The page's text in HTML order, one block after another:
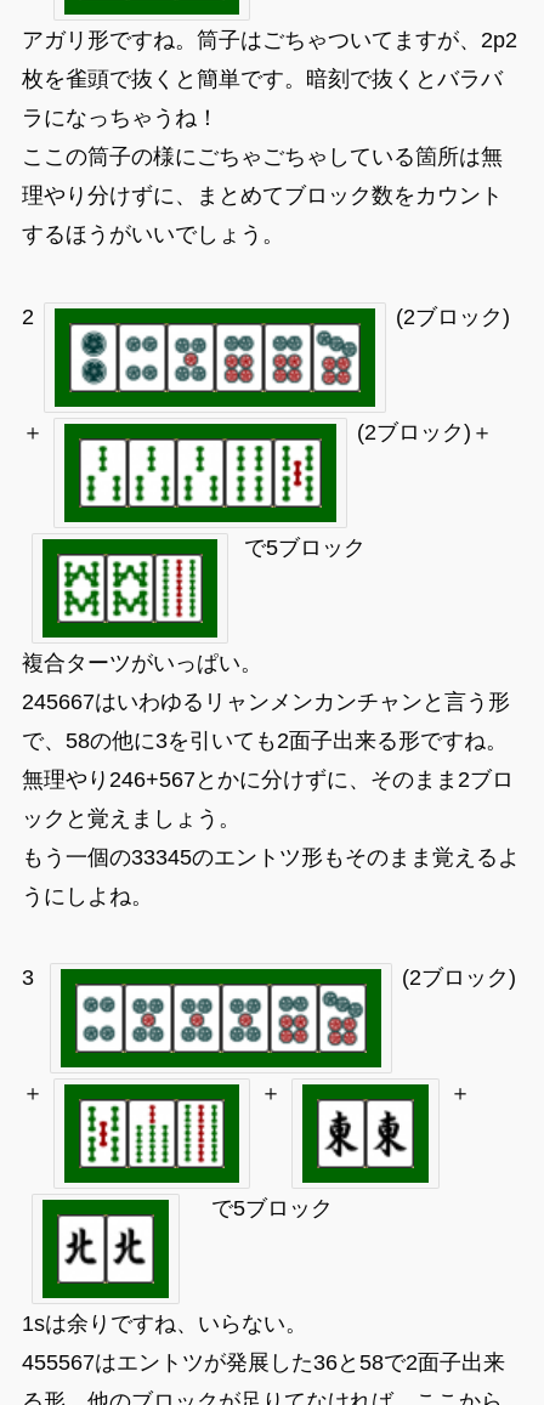
アガリ形ですね。筒子はごちゃついてますが、2p2
枚を雀頭で抜くと簡単です。暗刻で抜くとバラバ
ラになっちゃうね！
ここの筒子の様にごちゃごちゃしている箇所は無
理やり分けずに、まとめてブロック数をカウント
するほうがいいでしょう。
2 (2ブロック)
＋ (2ブロック)＋
で5ブロック
複合ターツがいっぱい。
245667はいわゆるリャンメンカンチャンと言う形
で、58の他に3を引いても2面子出来る形ですね。
無理やり246+567とかに分けずに、そのまま2ブロ
ックと覚えましょう。
もう一個の33345のエントツ形もそのまま覚えるよ
うにしよね。
3 (2ブロック)
＋ ＋ ＋
で5ブロック
1sは余りですね、いらない。
455567はエントツが発展した36と58で2面子出来